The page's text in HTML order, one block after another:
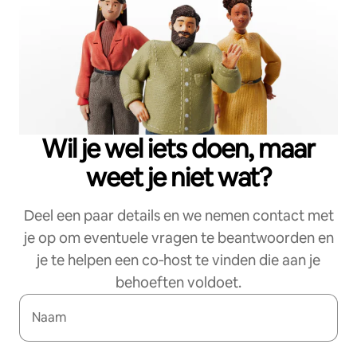
Wil je wel iets doen, maar
weet je niet wat?
Deel een paar details en we nemen contact met
je op om eventuele vragen te beantwoorden en
je te helpen een co‑host te vinden die aan je
behoeften voldoet.
Naam